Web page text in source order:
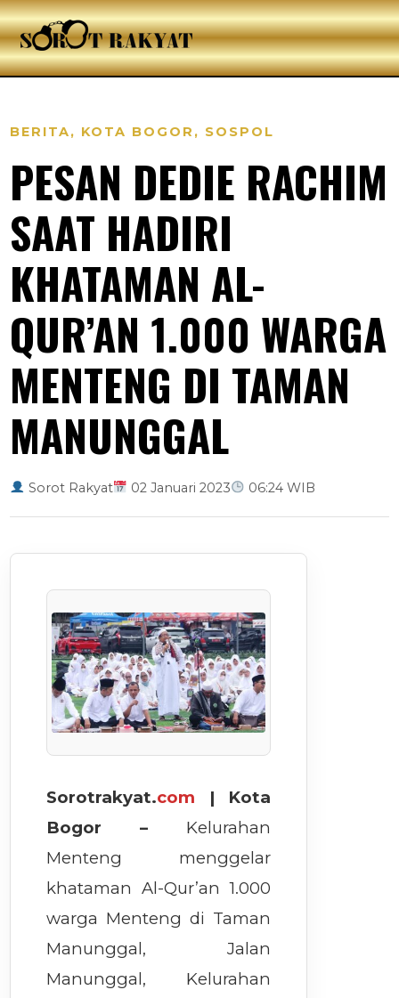
BERITA, KOTA BOGOR , SOSPOL
PESAN DEDIE RACHIM
SAAT HADIRI
KHATAMAN AL-
QUR’AN 1.000 WARGA
MENTENG DI TAMAN
MANUNGGAL
Sorot Rakyat 02 Januari 2023 06:24 WIB
Sorotrakyat.com | Kota
Bogor – Kelurahan
Menteng menggelar
khataman Al-Qur’an 1.000
warga Menteng di Taman
Manunggal, Jalan
Manunggal, Kelurahan